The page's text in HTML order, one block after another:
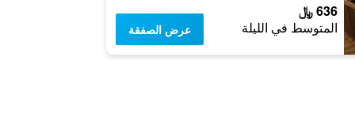
636 ﷼
المتوسط في الليلة عرض الصفقة